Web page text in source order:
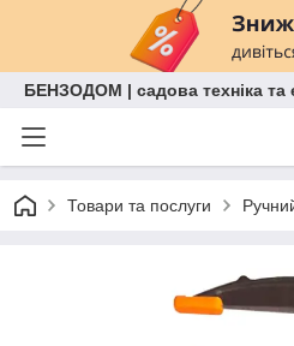
БЕНЗОДОМ | садова техніка та
Товари та послуги